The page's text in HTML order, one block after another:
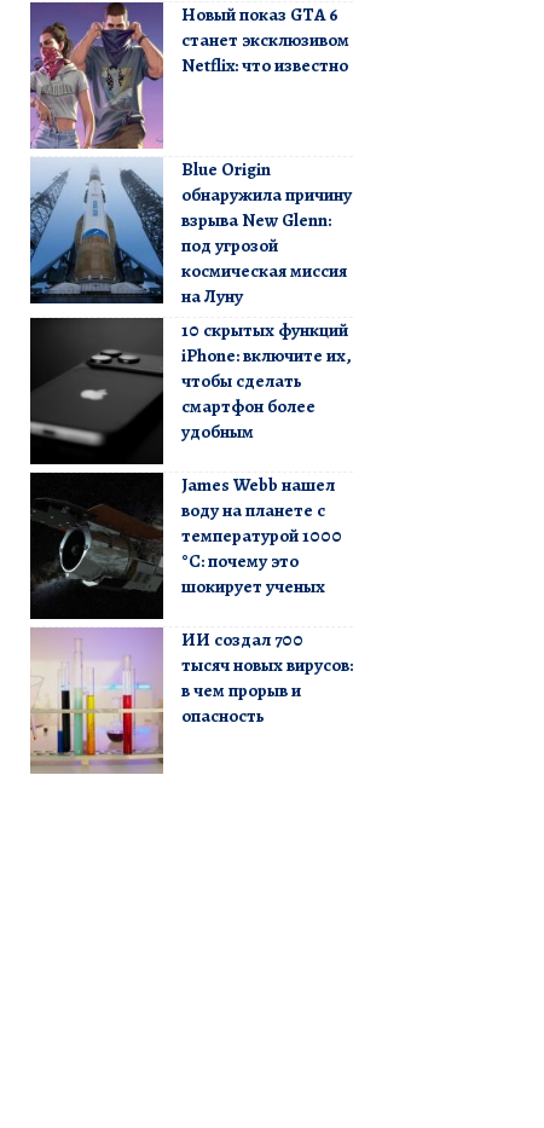
Новый показ GTA 6
станет эксклюзивом
Netflix: что известно
Blue Origin
обнаружила причину
взрыва New Glenn:
под угрозой
космическая миссия
на Луну
10 скрытых функций
iPhone: включите их,
чтобы сделать
смартфон более
удобным
James Webb нашел
воду на планете с
температурой 1000
°C: почему это
шокирует ученых
ИИ создал 700
тысяч новых вирусов:
в чем прорыв и
опасность